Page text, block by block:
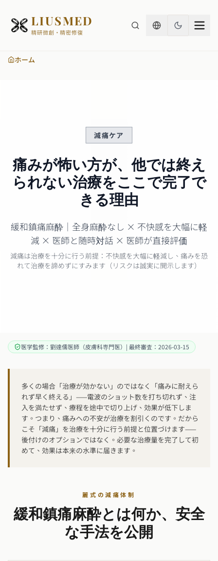
LIUSMED
精研微創・精密修復
ホーム
減痛ケア
痛みが怖い方が、他では終え
られない治療をここで完了で
きる理由
緩和鎮痛麻酔｜全身麻酔なし × 不快感を大幅に軽
減 × 医師と随時対話 × 医師が直接評価
減痛は治療を十分に行う前提：不快感を大幅に軽減し、痛みを恐
れて治療を諦めずにすみます（リスクは誠実に開示します）
医学監修：劉達儒医師（皮膚科専門医）| 最終審査：2026-03-15
多くの場合「治療が効かない」のではなく「痛みに耐えら
れず早く終える」——電波のショット数を打ち切れず、注
入を満たせず、療程を途中で切り上げ、効果が低下しま
す。つまり、痛みへの不安が治療を割引くのです。だから
こそ「減痛」を治療を十分に行う前提と位置づけます——
後付けのオプションではなく。必要な治療量を完了して初
めて、効果は本来の水準に届きます。
麗式の減痛体制
緩和鎮痛麻酔とは何か、安全
な手法を公開